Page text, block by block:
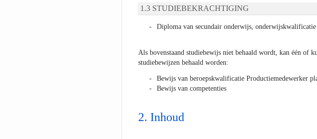
STUDIEBEKRACHTIGING
Diploma van secundair onderwijs,
Als bovenstaand studiebewijs niet behaald wordt, kan één of
studiebewijzen behaald worden:
Bewijs van beroepskwalificatie Productiemedewerker
Bewijs van competenties
Inhoud